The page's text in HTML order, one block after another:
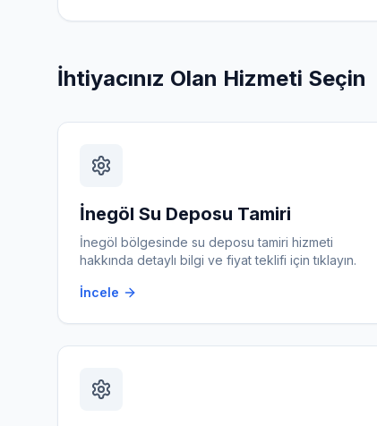
İhtiyacınız Olan Hizmeti Seçin
İnegöl Su Deposu Tamiri
İnegöl bölgesinde su deposu tamiri hizmeti
hakkında detaylı bilgi ve fiyat teklifi için tıklayın.
İncele